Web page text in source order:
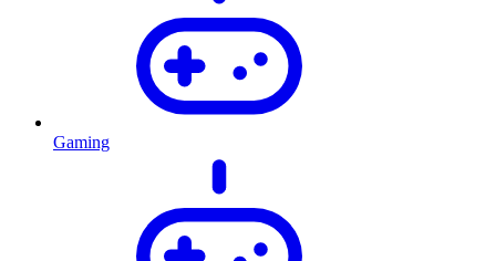
Gaming